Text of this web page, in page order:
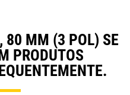
80 MM (3 POL) SE
PRODUTOS